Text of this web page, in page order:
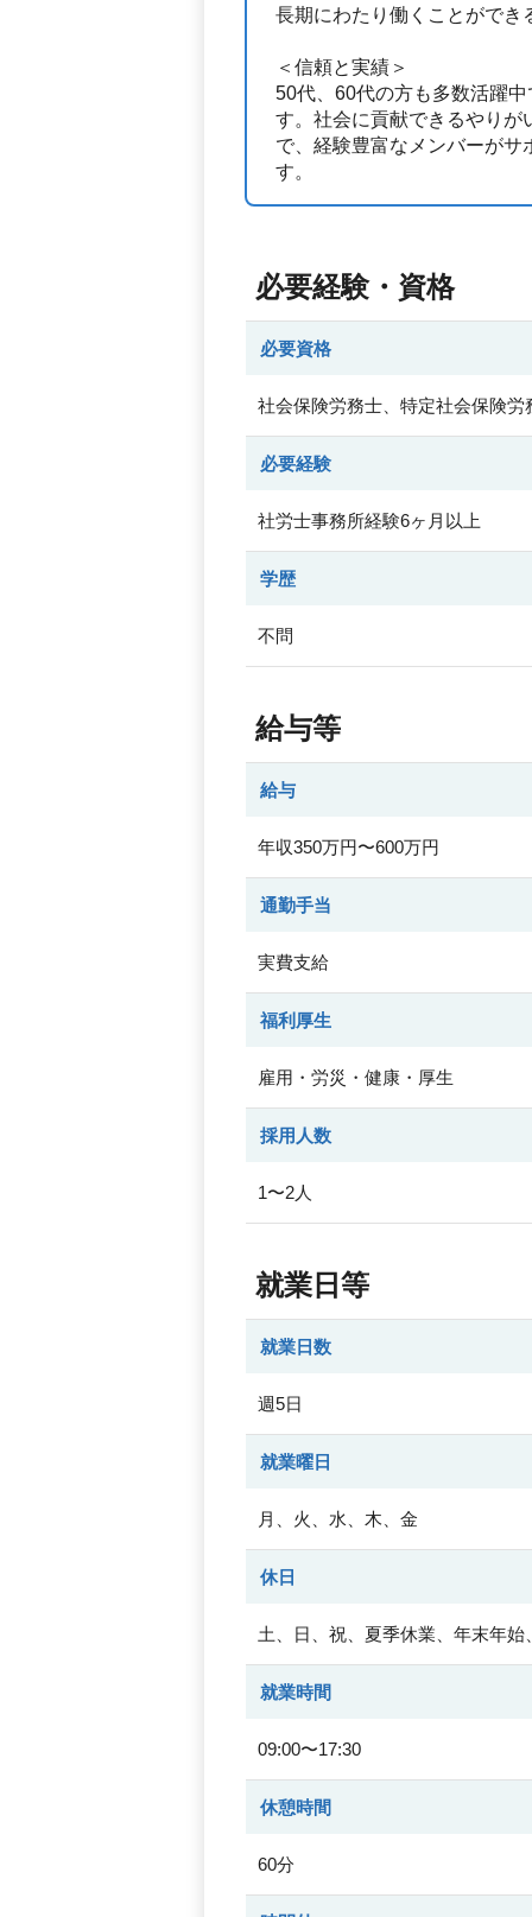
長期にわたり働くことができ
＜信頼と実績＞
50代、60代の方も多数活躍
す。社会に貢献できるやりが
で、経験豊富なメンバーが
す。
必要経験・資格
必要資格
社会保険労務士、特定社会保険労
必要経験
社労士事務所経験6ヶ月以上
学歴
不問
給与等
給与
年収350万円〜600万円
通勤手当
実費支給
福利厚生
雇用・労災・健康・厚生
採用人数
1〜2人
就業日等
就業日数
週5日
就業曜日
月、火、水、木、金
休日
土、日、祝、夏季休業、年末年
就業時間
09:00〜17:30
休憩時間
60分